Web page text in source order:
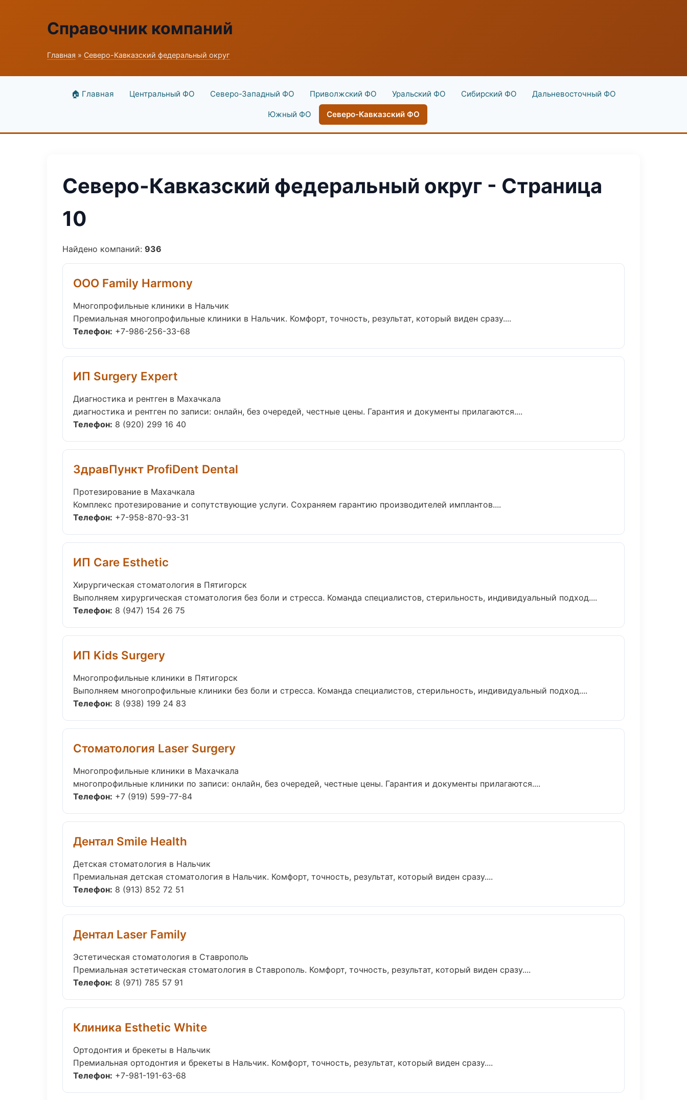
Справочник компаний
Главная » Северо-Кавказский федеральный округ
🏠 Главная Центральный ФО Северо-Западный ФО Приволжский ФО Уральский ФО Сибирский ФО Дальневосточный ФО
Южный ФО Северо-Кавказский ФО
Северо-Кавказский федеральный округ - Страница
10
Найдено компаний: 936
ООО Family Harmony
Многопрофильные клиники в Нальчик
Премиальная многопрофильные клиники в Нальчик. Комфорт, точность, результат, который виден сразу....
Телефон: +7-986-256-33-68
ИП Surgery Expert
Диагностика и рентген в Махачкала
диагностика и рентген по записи: онлайн, без очередей, честные цены. Гарантия и документы прилагаются....
Телефон: 8 (920) 299 16 40
ЗдравПункт ProfiDent Dental
Протезирование в Махачкала
Комплекс протезирование и сопутствующие услуги. Сохраняем гарантию производителей имплантов....
Телефон: +7-958-870-93-31
ИП Care Esthetic
Хирургическая стоматология в Пятигорск
Выполняем хирургическая стоматология без боли и стресса. Команда специалистов, стерильность, индивидуальный подход....
Телефон: 8 (947) 154 26 75
ИП Kids Surgery
Многопрофильные клиники в Пятигорск
Выполняем многопрофильные клиники без боли и стресса. Команда специалистов, стерильность, индивидуальный подход....
Телефон: 8 (938) 199 24 83
Стоматология Laser Surgery
Многопрофильные клиники в Махачкала
многопрофильные клиники по записи: онлайн, без очередей, честные цены. Гарантия и документы прилагаются....
Телефон: +7 (919) 599-77-84
Дентал Smile Health
Детская стоматология в Нальчик
Премиальная детская стоматология в Нальчик. Комфорт, точность, результат, который виден сразу....
Телефон: 8 (913) 852 72 51
Дентал Laser Family
Эстетическая стоматология в Ставрополь
Премиальная эстетическая стоматология в Ставрополь. Комфорт, точность, результат, который виден сразу....
Телефон: 8 (971) 785 57 91
Клиника Esthetic White
Ортодонтия и брекеты в Нальчик
Премиальная ортодонтия и брекеты в Нальчик. Комфорт, точность, результат, который виден сразу....
Телефон: +7-981-191-63-68